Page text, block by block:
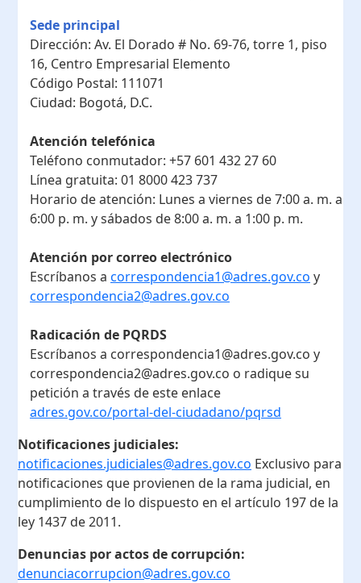
Sede principal
Dirección: Av. El Dorado # No. 69-76, torre 1, piso
16, Centro Empresarial Elemento
Código Postal: 111071
Ciudad: Bogotá, D.C.
Atención telefónica
Teléfono conmutador: +57 601 432 27 60
Línea gratuita: 01 8000 423 737
Horario de atención: Lunes a viernes de 7:00 a. m. a
6:00 p. m. y sábados de 8:00 a. m. a 1:00 p. m.
Atención por correo electrónico
Escríbanos a correspondencia1@adres.gov.co y
correspondencia2@adres.gov.co
Radicación de PQRDS
Escríbanos a correspondencia1@adres.gov.co y
correspondencia2@adres.gov.co o radique su
petición a través de este enlace
adres.gov.co/portal-del-ciudadano/pqrsd
Notificaciones judiciales:
notificaciones.judiciales@adres.gov.co Exclusivo para
notificaciones que provienen de la rama judicial, en
cumplimiento de lo dispuesto en el artículo 197 de la
ley 1437 de 2011.
Denuncias por actos de corrupción:
denunciacorrupcion@adres.gov.co